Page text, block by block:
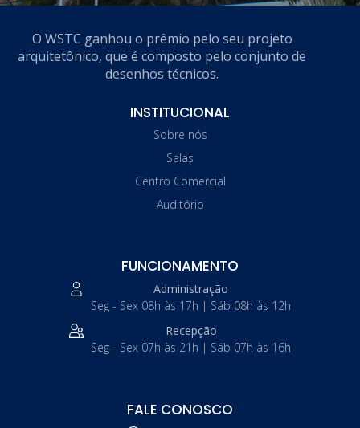
O WSTC ganhou o prêmio pelo seu projeto
arquitetônico, que é composto pelo conjunto de
desenhos técnicos.
INSTITUCIONAL
Sobre nós
Salas
Centro Comercial
Auditório
FUNCIONAMENTO
Administração
Seg - Sex 08h às 17h | Sáb 08h às 12h
Recepção
Seg - Sex 07h às 21h | Sáb 07h às 16h
FALE CONOSCO